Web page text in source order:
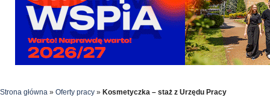
Strona główna » Oferty pracy » Kosmetyczka – staż z Urzędu Pracy